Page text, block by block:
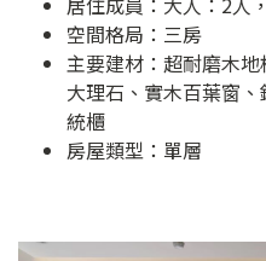
空間格局：三房
主要建材：超耐磨木
大理石、實木百葉窗
統櫃
房屋類型：單層